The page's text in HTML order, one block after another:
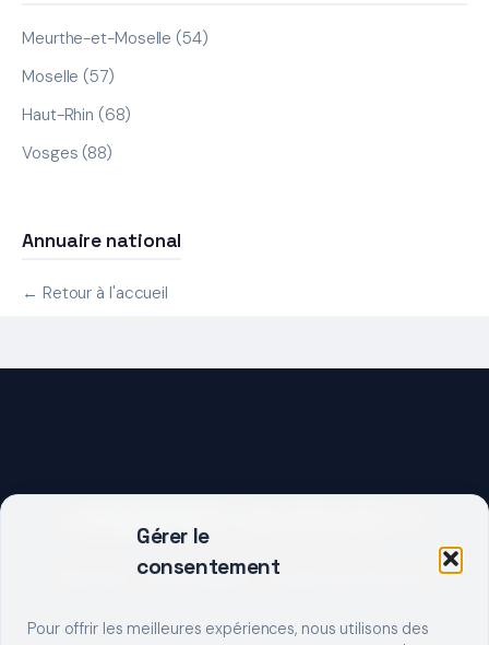
Gérer le
consentement
Pour offrir les meilleures expériences, nous utilisons des
Meurthe-et-Moselle (54)
Moselle (57)
Haut-Rhin (68)
Vosges (88)
Annuaire national
← Retour à l'accueil
DEMARRER UN PROJET ?
Décrivez votre besoin, trouvez le bon pro.